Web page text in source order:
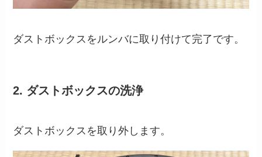
ダストボックスをルンバに取り付けて完了です。
2. ダストボックスの洗浄
ダストボックスを取り外します。